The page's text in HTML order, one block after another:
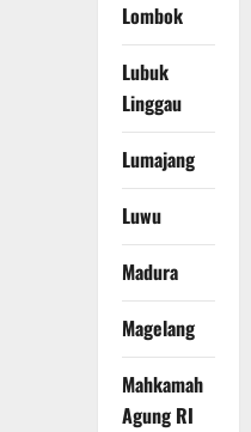
Lombok
Lubuk
Linggau
Lumajang
Luwu
Madura
Magelang
Mahkamah
Agung RI